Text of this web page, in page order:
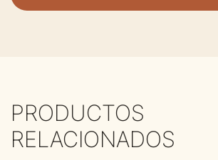
PRODUCTOS
RELACIONADOS